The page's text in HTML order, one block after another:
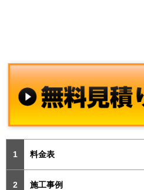
料金表
施工事例